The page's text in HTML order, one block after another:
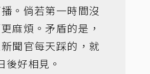
。倘若第一時間沒
麻煩。矛盾的是，
聞官每天踩的，就
好相見。